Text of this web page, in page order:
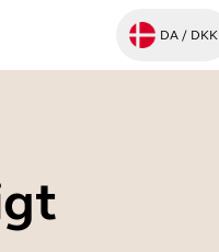
DA / DKK